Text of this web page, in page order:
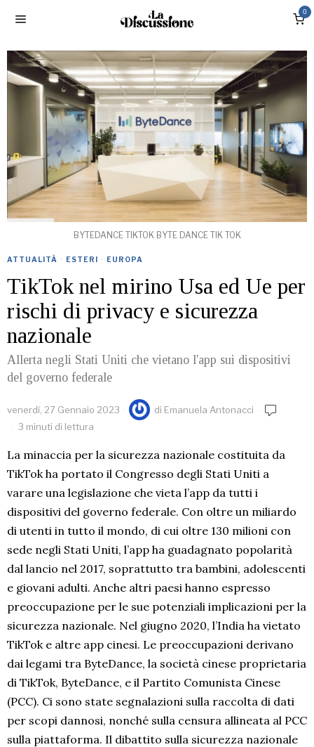
0
BYTEDANCE TIKTOK BYTE DANCE TIK TOK
ATTUALITÀ · ESTERI · EUROPA
TikTok nel mirino Usa ed Ue per
rischi di privacy e sicurezza
nazionale
Allerta negli Stati Uniti che vietano l'app sui dispositivi
del governo federale
venerdì, 27 Gennaio 2023 di Emanuela Antonacci
3 minuti di lettura
La minaccia per la sicurezza nazionale costituita da
TikTok ha portato il Congresso degli Stati Uniti a
varare una legislazione che vieta l’app da tutti i
dispositivi del governo federale. Con oltre un miliardo
di utenti in tutto il mondo, di cui oltre 130 milioni con
sede negli Stati Uniti, l’app ha guadagnato popolarità
dal lancio nel 2017, soprattutto tra bambini, adolescenti
e giovani adulti. Anche altri paesi hanno espresso
preoccupazione per le sue potenziali implicazioni per la
sicurezza nazionale. Nel giugno 2020, l’India ha vietato
TikTok e altre app cinesi. Le preoccupazioni derivano
dai legami tra ByteDance, la società cinese proprietaria
di TikTok, ByteDance, e il Partito Comunista Cinese
(PCC). Ci sono state segnalazioni sulla raccolta di dati
per scopi dannosi, nonché sulla censura allineata al PCC
sulla piattaforma. Il dibattito sulla sicurezza nazionale